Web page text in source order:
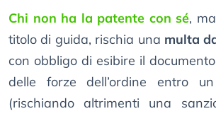
Chi non ha la patente con sé,
titolo di guida, rischia una multa
con obbligo di esibire il
delle forze dell’ordine entro
(rischiando altrimenti una